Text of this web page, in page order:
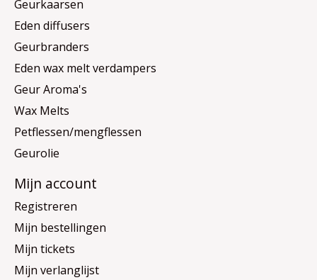
Geurkaarsen
Eden diffusers
Geurbranders
Eden wax melt verdampers
Geur Aroma's
Wax Melts
Petflessen/mengflessen
Geurolie
Mijn account
Registreren
Mijn bestellingen
Mijn tickets
Mijn verlanglijst